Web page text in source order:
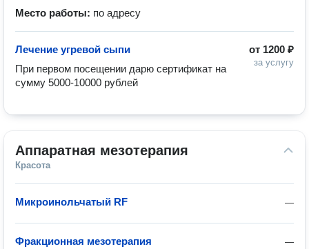
Место работы: по адресу
от 1200 ₽
за услугу
Лечение угревой сыпи
При первом посещении дарю сертификат на
сумму 5000-10000 рублей
Аппаратная мезотерапия
Красота
—
Микроинольчатый RF
—
Фракционная мезотерапия